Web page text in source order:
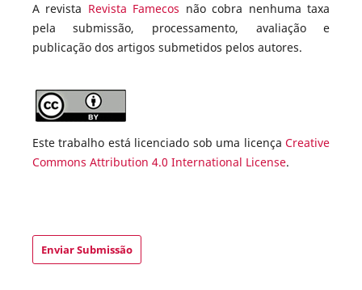
A revista Revista Famecos não cobra nenhuma taxa
pela submissão, processamento, avaliação e
publicação dos artigos submetidos pelos autores.
Este trabalho está licenciado sob uma licençaCreative
Commons Attribution 4.0 International License.
Enviar Submissão